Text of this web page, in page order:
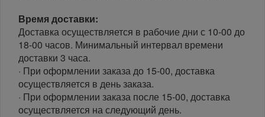
Время доставки:
Доставка осуществляется в рабочие дни с 10-00 до
18-00 часов. Минимальный интервал времени
доставки 3 часа.
· При оформлении заказа до 15-00, доставка
осуществляется в день заказа.
· При оформлении заказа после 15-00, доставка
осуществляется на следующий день.